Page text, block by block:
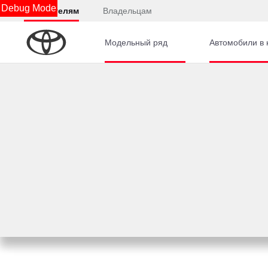
Debug Mode
Покупателям Владельцам
Модельный ряд Автомобили в